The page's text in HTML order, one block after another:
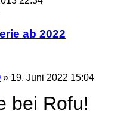
ab 2022
» 19. Juni 2022 15:04
bei Rofu!